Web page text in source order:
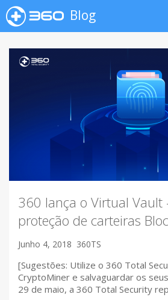
Blog
360 lança o Virtual Vault
proteção de carteiras
Junho 4, 2018 360TS
[Sugestões: Utilize o 360 Total
CryptoMiner e salvaguardar os
29 de maio, a 360 Total Security